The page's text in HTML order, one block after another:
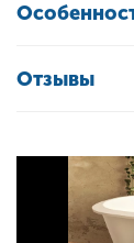
Отзывы